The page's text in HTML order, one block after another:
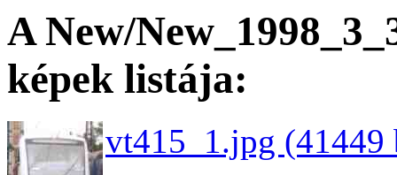
A New/
képek listája:
vt415_1.jpg (41449